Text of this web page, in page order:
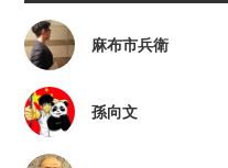
麻布市兵衛
孫向文